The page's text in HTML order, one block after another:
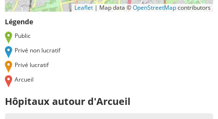
Leaflet | Map data ©OpenStreetMapcontributors
Légende
Public
Privé non lucratif
Privé lucratif
Arcueil
Hôpitaux autour d'Arcueil